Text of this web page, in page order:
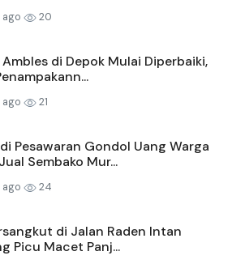
ago 20
di Depok Mulai Diperbaiki,
ago 21
Pesawaran Gondol Uang Warga
Sembako Mur...
ago 24
di Jalan Raden Intan
Picu Macet Panj...